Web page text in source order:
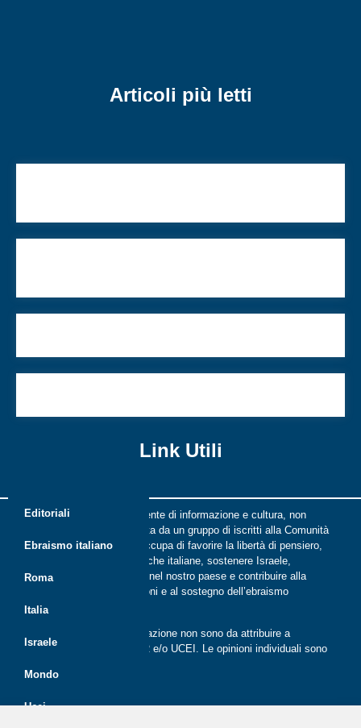
Articoli più letti
Link Utili
Editoriali
Ebraismo italiano
Roma
Italia
Israele
Mondo
Ucei
Riflessi è una rivista indipendente di informazione e cultura, non
periodica, digitale e on line nata da un gruppo di iscritti alla Comunità
ebraica di Roma. Riflessi si occupa di favorire la libertà di pensiero,
il dialogo tra le comunità ebraiche italiane, sostenere Israele,
promuovere la cultura ebraica nel nostro paese e contribuire alla
crescita delle nuove generazioni e al sostegno dell’ebraismo
italiano.
Le opinioni espresse dalla redazione non sono da attribuire a
nessuna lista presente in CER e/o UCEI. Le opinioni individuali sono